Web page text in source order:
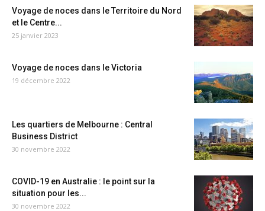
Voyage de noces dans le Territoire du Nord
et le Centre...
25 janvier 2023
Voyage de noces dans le Victoria
19 décembre 2022
Les quartiers de Melbourne : Central
Business District
30 novembre 2022
COVID-19 en Australie : le point sur la
situation pour les...
30 novembre 2022